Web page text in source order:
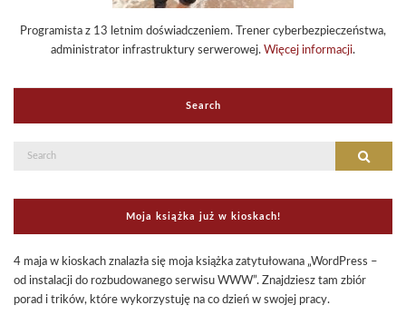
Programista z 13 letnim doświadczeniem. Trener cyberbezpieczeństwa,
administrator infrastruktury serwerowej. Więcej informacji.
Search
Search
Moja książka już w kioskach!
4 maja w kioskach znalazła się moja książka zatytułowana „WordPress –
od instalacji do rozbudowanego serwisu WWW”. Znajdziesz tam zbiór
porad i trików, które wykorzystuję na co dzień w swojej pracy.